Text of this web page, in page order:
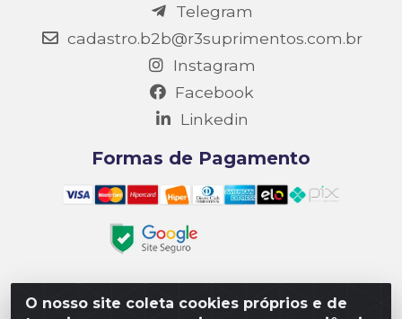
O nosso site coleta cookies próprios e de
Telegram
cadastro.b2b@r3suprimentos.com.br
Instagram
Facebook
Linkedin
Formas de Pagamento
Matriz R3 Suprimentos - Rua 14, Polo Empresarial Goiás